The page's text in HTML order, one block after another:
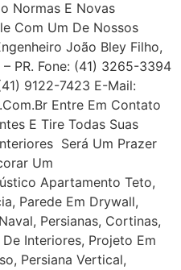
Normas E Novas
Com Um De Nossos
João Bley Filho,
PR. Fone: (41) 3265-3394
9122-7423 E-Mail:
Entre Em Contato
E Tire Todas Suas
Será Um Prazer
Um
Apartamento Teto,
Parede Em Drywall,
Persianas, Cortinas,
Interiores, Projeto Em
Persiana Vertical,